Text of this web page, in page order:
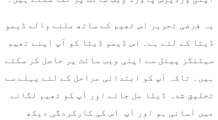
یہ فرضی تحریر اس تھیم کے ساتھ ملنے والے ڈیمو
ڈیٹا کے لئے ہے۔ اس ڈیمو ڈیٹا کو آپ اپنے تھیم
سیٹنگز پینل سے اپنی ویب سائٹ پر حاصل کر سکتے
ہیں۔ تاکہ آپ کو ابتدائی مراحل کے لئے پہلے سے
تخلیق شدہ ڈیٹا مل جائے اور آپ کو تھیم لگانے
میں آسانی ہو اور آپ اس کی کارکردگی دیکھ